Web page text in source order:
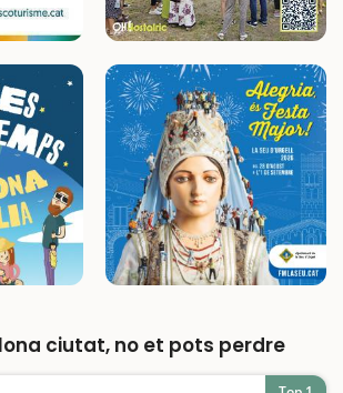
ciutat, no et pots perdre